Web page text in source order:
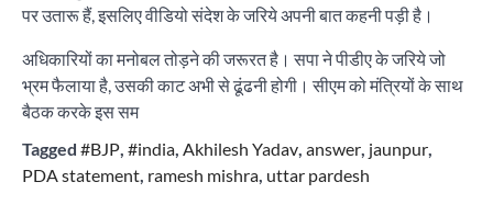
पर उतारू हैं, इसलिए वीडियो संदेश के जरिये अपनी बात कहनी पड़ी है।
अधिकारियों का मनोबल तोड़ने की जरूरत है। सपा ने पीडीए के जरिये जो
भ्रम फैलाया है, उसकी काट अभी से ढूंढनी होगी। सीएम को मंत्रियों के साथ
बैठक करके इस सम
Tagged #BJP, #india, Akhilesh Yadav, answer, jaunpur,
PDA statement, ramesh mishra, uttar pardesh